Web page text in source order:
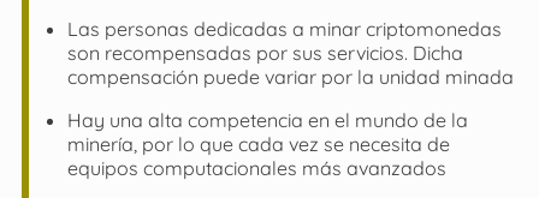
Las personas dedicadas a minar criptomonedas
son recompensadas por sus servicios. Dicha
compensación puede variar por la unidad minada
Hay una alta competencia en el mundo de la
minería, por lo que cada vez se necesita de
equipos computacionales más avanzados